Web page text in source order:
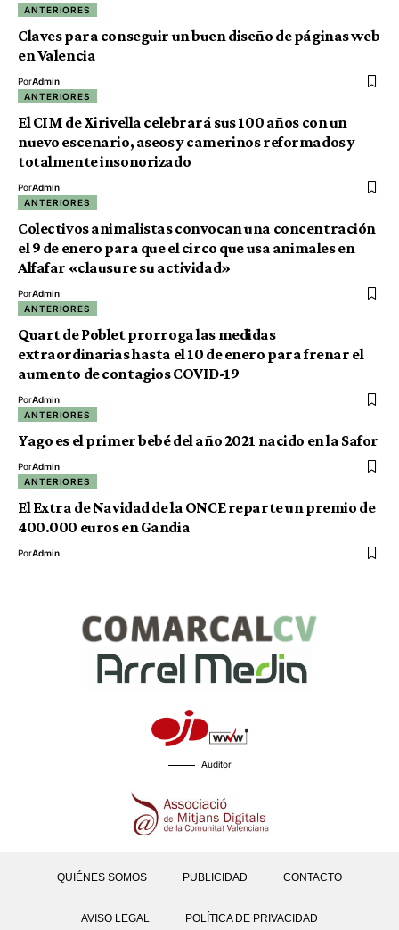
ANTERIORES
Claves para conseguir un buen diseño de páginas web
en Valencia
PorAdmin
ANTERIORES
El CIM de Xirivella celebrará sus 100 años con un
nuevo escenario, aseos y camerinos reformados y
totalmente insonorizado
PorAdmin
ANTERIORES
Colectivos animalistas convocan una concentración
el 9 de enero para que el circo que usa animales en
Alfafar «clausure su actividad»
PorAdmin
ANTERIORES
Quart de Poblet prorroga las medidas
extraordinarias hasta el 10 de enero para frenar el
aumento de contagios COVID-19
PorAdmin
ANTERIORES
Yago es el primer bebé del año 2021 nacido en la Safor
PorAdmin
ANTERIORES
El Extra de Navidad de la ONCE reparte un premio de
400.000 euros en Gandia
PorAdmin
Auditor
QUIÉNES SOMOS PUBLICIDAD CONTACTO
AVISO LEGAL POLÍTICA DE PRIVACIDAD